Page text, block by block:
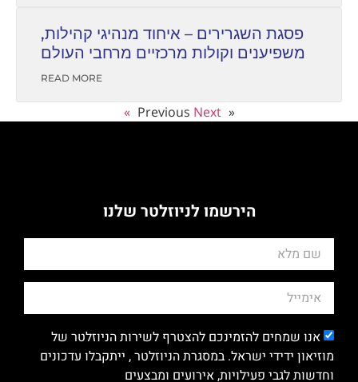
פסגת השגרירים – איחוד מנהיגי קהילות,
משפיענים וקולות מרכזיים מרחבי העולם
READ MORE
« Previous
Next »
הירשמו לניוזלטר שלנו
אנו שמחים להזמינכם להצטרף לשירות הניוזלטר של
מוזיאון ידידי ישראל. במסגרת הניוזלטר , ייתקבלו עדכונים
וחדשות לגבי פעילויות, אירועים ומבצעים